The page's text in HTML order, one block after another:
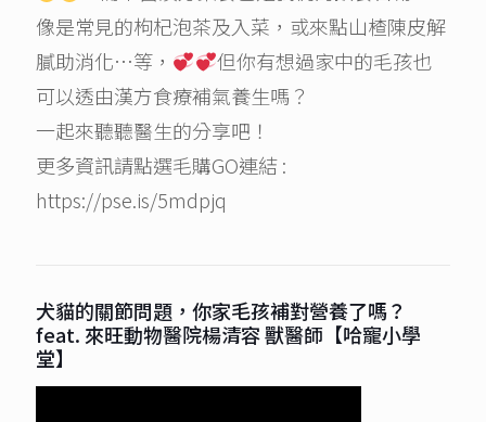
像是常見的枸杞泡茶及入菜，或來點山楂陳皮解
膩助消化…等，
但你有想過家中的毛孩也
可以透由漢方食療補氣養生嗎？
一起來聽聽醫生的分享吧！
更多資訊請點選毛購GO連結 :
https://pse.is/5mdpjq
犬貓的關節問題，你家毛孩補對營養了嗎？
feat. 來旺動物醫院楊清容 獸醫師【哈寵小學
堂】